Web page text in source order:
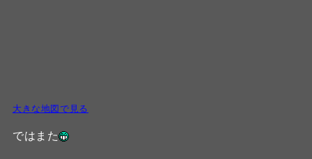
大きな地図で見る
ではまた